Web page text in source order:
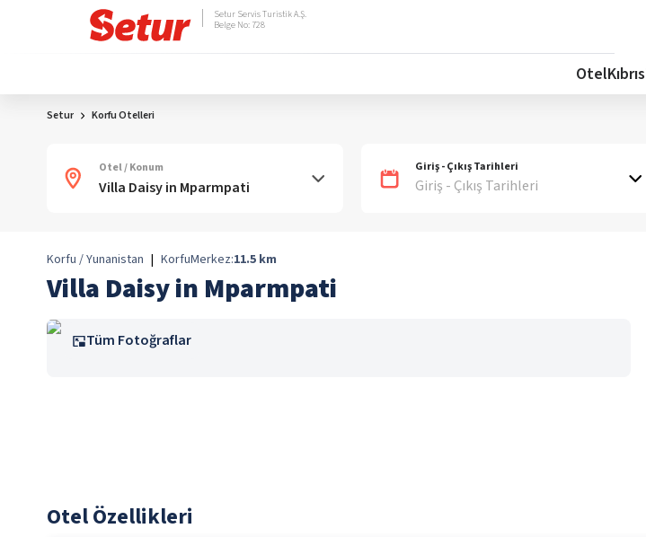
Setur Servis Turistik A.Ş.
Belge No: 728
OtelKıbrıs
Setur Korfu Otelleri
Otel / Konum Giriş - Çıkış Tarihleri
Giriş - Çıkış Tarihleri
Korfu / Yunanistan | KorfuMerkez:11.5 km
Villa Daisy in Mparmpati
Tüm Fotoğraflar
Otel Özellikleri